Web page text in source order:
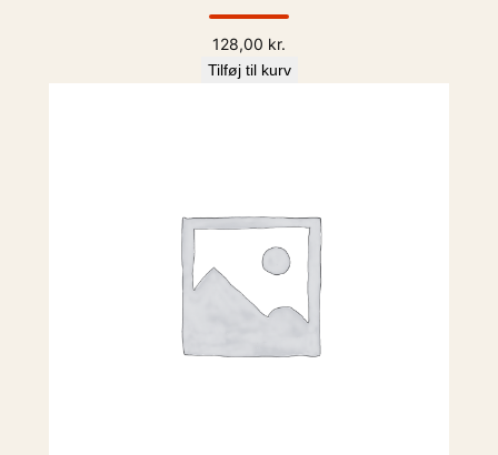
128,00 kr.
Tilføj til kurv